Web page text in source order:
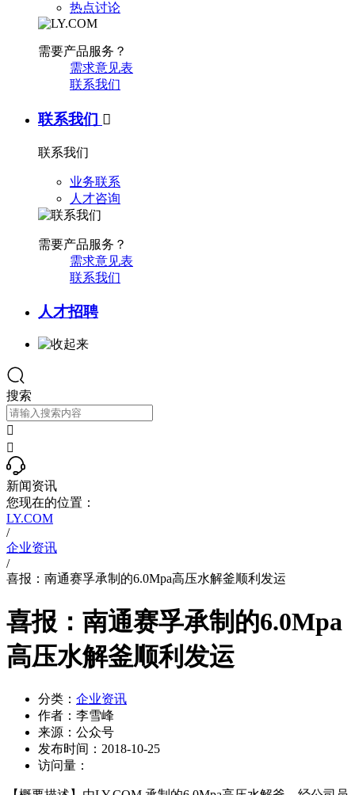
热点讨论
需要产品服务？
需求意见表
联系我们
联系我们 
联系我们
业务联系
人才咨询
需要产品服务？
需求意见表
联系我们
人才招聘
搜索


新闻资讯
您现在的位置：
LY.COM
/
企业资讯
/
喜报：南通赛孚承制的6.0Mpa高压水解釜顺利发运
喜报：南通赛孚承制的6.0Mpa
高压水解釜顺利发运
分类： 企业资讯
作者： 李雪峰
来源： 公众号
发布时间： 2018-10-25
访问量：